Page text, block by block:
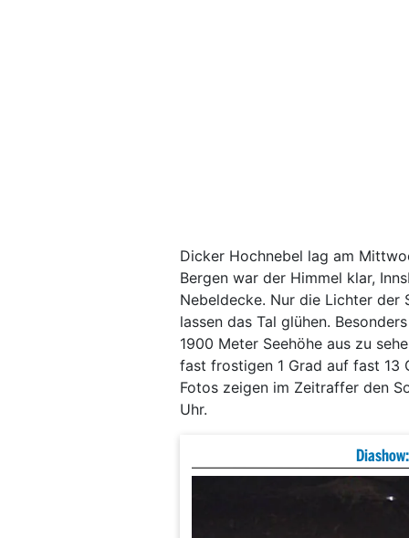
Dicker Hochnebel lag am
Bergen war der Himmel klar,
Nebeldecke. Nur die Lichter der
lassen das Tal glühen.
1900 Meter Seehöhe aus zu
fast frostigen 1 Grad auf fast 13
Fotos zeigen im Zeitraffer den
Uhr.
Diashow: